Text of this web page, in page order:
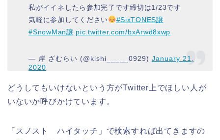
私がイイネしたら参加完了です締切は1/23です
気軽に参加してください
#SixTONES譲
#SnowMan譲 pic.twitter.com/bxArwd8xwp
— 岸 ざむらい (@kishi_____0929)January 21,
2020
どうしてもいけないという方がTwitter上でほしい人が
いないか呼びかけています。
「スノスト ハイタッチ」で検索すれば出てきますの